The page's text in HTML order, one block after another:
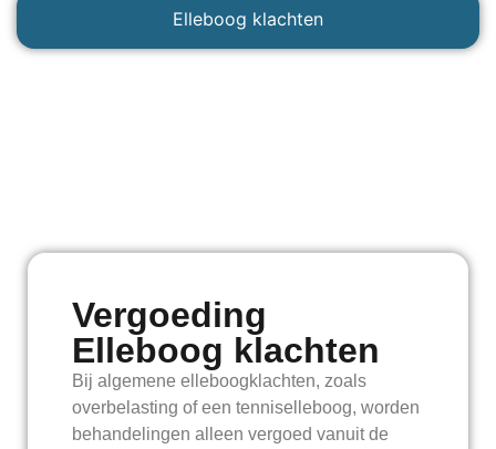
Elleboog klachten
Vergoeding
Elleboog klachten
Bij algemene elleboogklachten, zoals
overbelasting of een tenniselleboog, worden
behandelingen alleen vergoed vanuit de